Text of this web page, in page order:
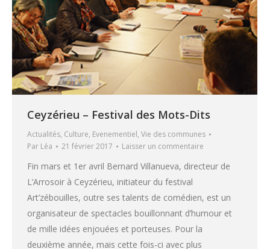
Ceyzérieu – Festival des Mots-Dits
Actualités, Culture, Evenementiel, Vie des communes
Par Léa 21 février 2017 Laisser un commentaire
Fin mars et 1er avril Bernard Villanueva, directeur de
L’Arrosoir à Ceyzérieu, initiateur du festival
Art’zébouilles, outre ses talents de comédien, est un
organisateur de spectacles bouillonnant d’humour et
de mille idées enjouées et porteuses. Pour la
deuxième année, mais cette fois-ci avec plus